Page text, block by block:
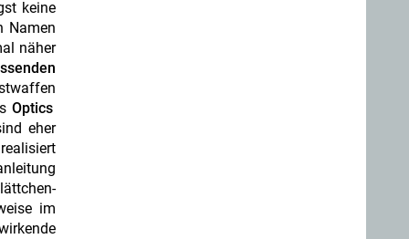
keine
Namen
näher
Optics
eher
im